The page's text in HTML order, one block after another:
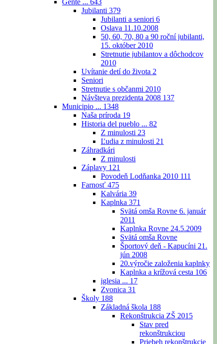
Gente ... 643
Jubilanti 379
Jubilanti a seniori 6
Oslava 11.10.2008
50, 60, 70, 80 a 90 roční jubilanti,
15. október 2010
Stretnutie jubilantov a dôchodcov
2010
Uvítanie detí do života 2
Seniori
Stretnutie s občanmi 2010
Návšteva prezidenta 2008 137
Municipio ... 1348
Naša príroda 19
Historia del pueblo ... 82
Z minulosti 23
Ľudia z minulosti 21
Záhradkári
Z minulosti
Záplavy 121
Povodeň Lodňanka 2010 111
Farnosť 475
Kalvária 39
Kaplnka 371
Svätá omša Rovne 6. január
2011
Kaplnka Rovne 24.5.2009
Svätá omša Rovne
Športový deň - Kapucíni 21.
jún 2008
20.výročie založenia kaplnky
Kaplnka a krížová cesta 106
iglesia ... 17
Zvonica 31
Školy 188
Základná škola 188
Rekonštrukcia ZŠ 2015
Stav pred
rekonštrukciou
Priebeh rekonštrukcie